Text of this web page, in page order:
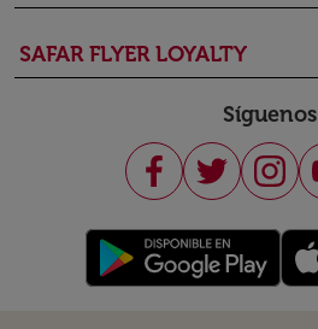
SAFAR FLYER LOYALTY
Síguenos